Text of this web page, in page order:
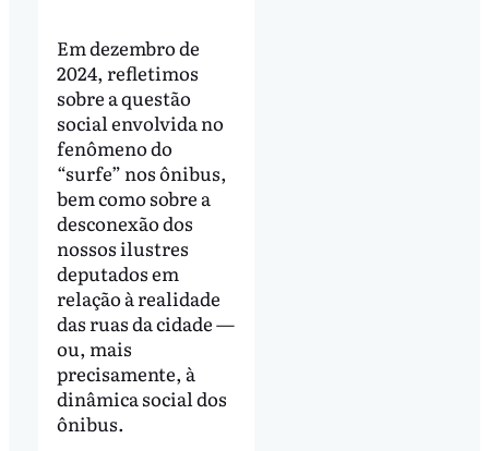
Em dezembro de
2024, refletimos
sobre a questão
social envolvida no
fenômeno do
“surfe” nos ônibus,
bem como sobre a
desconexão dos
nossos ilustres
deputados em
relação à realidade
das ruas da cidade —
ou, mais
precisamente, à
dinâmica social dos
ônibus.